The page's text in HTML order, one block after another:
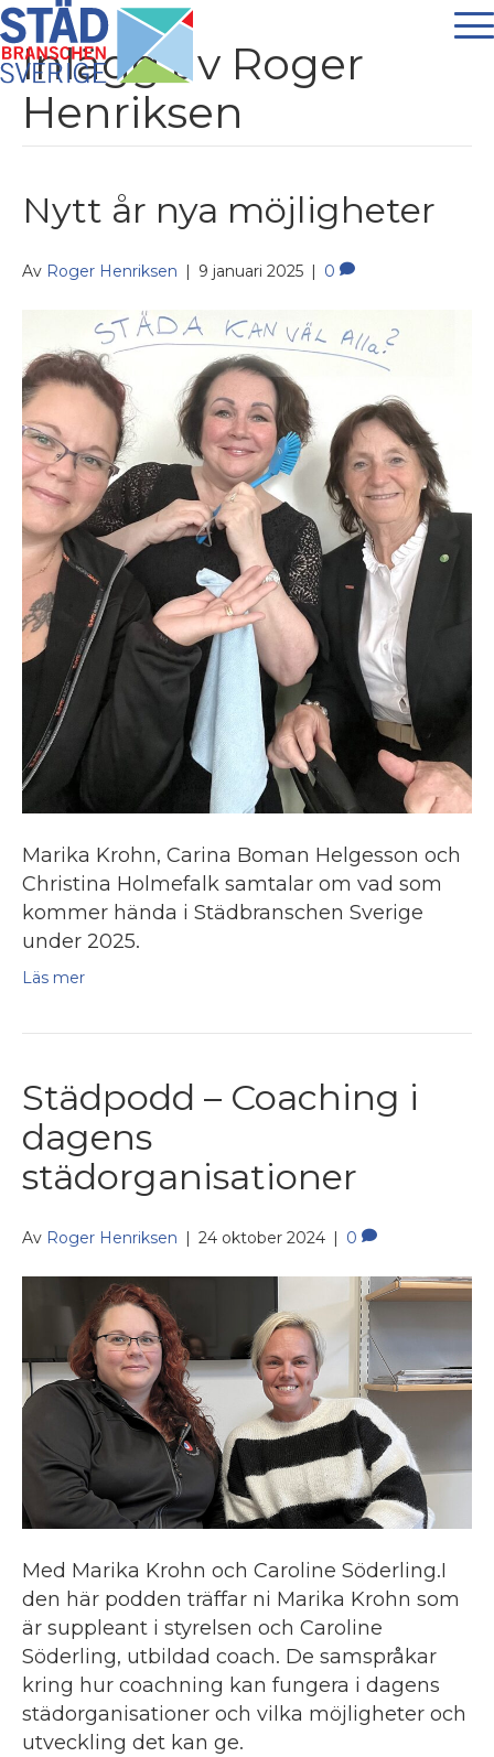
Inlägg av Roger
Henriksen
Nytt år nya möjligheter
Av Roger Henriksen | 9 januari 2025 | 0
Marika Krohn, Carina Boman Helgesson och
Christina Holmefalk samtalar om vad som
kommer hända i Städbranschen Sverige
under 2025.
Läs mer
Städpodd – Coaching i
dagens
städorganisationer
Av Roger Henriksen | 24 oktober 2024 | 0
Med Marika Krohn och Caroline Söderling.I
den här podden träffar ni Marika Krohn som
är suppleant i styrelsen och Caroline
Söderling, utbildad coach. De samspråkar
kring hur coachning kan fungera i dagens
städorganisationer och vilka möjligheter och
utveckling det kan ge.